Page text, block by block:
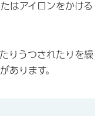
はアイロンをかける
りうつされたりを繰
あります。